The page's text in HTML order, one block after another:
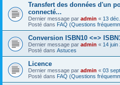
Transfert des données d'un
connecté...
Dernier message par admin « 13
Posté dans FAQ (Questions
Conversion ISBN10 <=>
Dernier message par admin « 14 juin
Posté dans Astuces
Licence
Dernier message par admin « 03
Posté dans FAQ (Questions